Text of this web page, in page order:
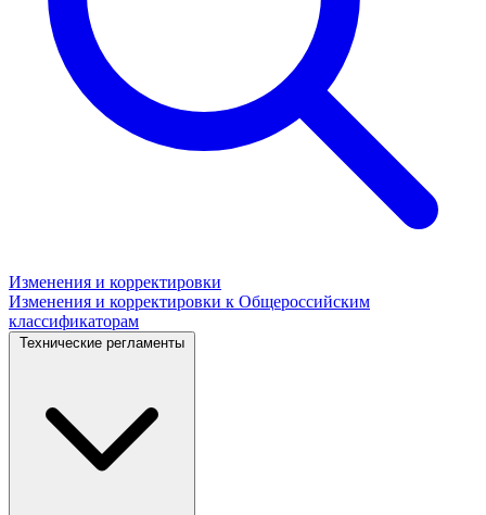
Изменения и корректировки
Изменения и корректировки к Общероссийским
классификаторам
Технические регламенты